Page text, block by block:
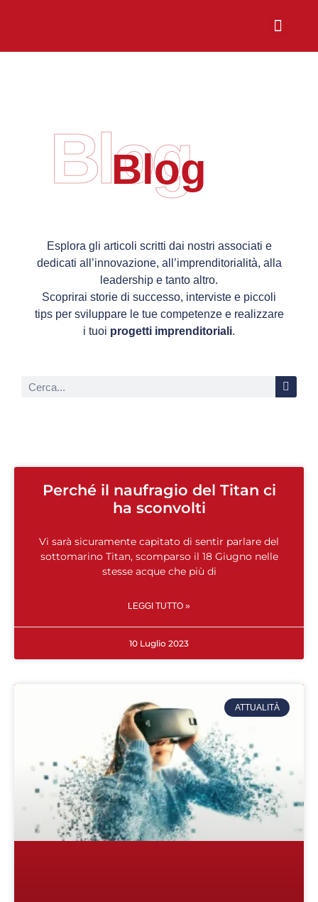
Blog
Blog
Esplora gli articoli scritti dai nostri associati e
dedicati all’innovazione, all’imprenditorialità, alla
leadership e tanto altro.
Scoprirai storie di successo, interviste e piccoli
tips per sviluppare le tue competenze e realizzare
i tuoi progetti imprenditoriali.
Perché il naufragio del Titan ci
ha sconvolti
Vi sarà sicuramente capitato di sentir parlare del
sottomarino Titan, scomparso il 18 Giugno nelle
stesse acque che più di
LEGGI TUTTO »
10 Luglio 2023
ATTUALITÀ